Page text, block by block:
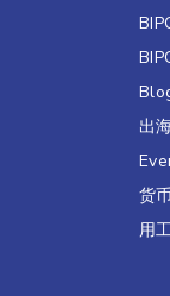
出
货
用